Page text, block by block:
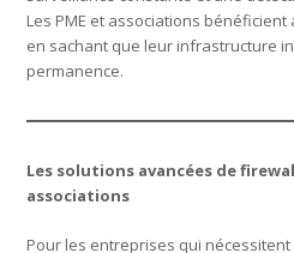
Les PME et associations bénéficient
en sachant que leur infrastructure
permanence.
Les solutions avancées de
associations
Pour les entreprises qui